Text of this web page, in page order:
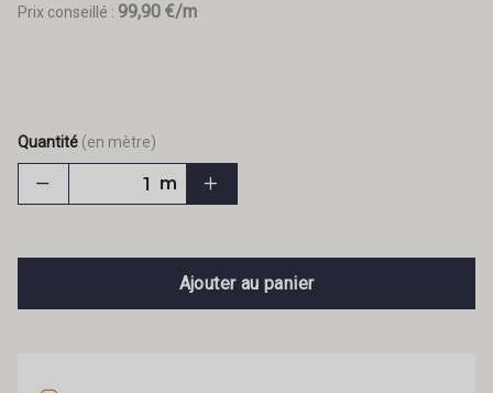
Prix conseillé : 99,90 €/m
Quantité (en mètre)
m
Ajouter au panier